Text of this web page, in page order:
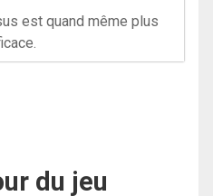
est quand même plus
du jeu